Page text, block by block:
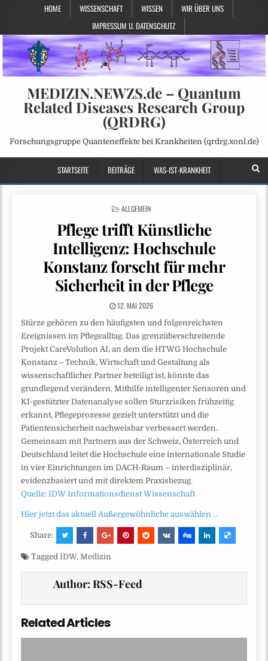
HOME WISSENSCHAFT WISSEN
WIR ÜBER UNS
IMPRESSUM U. DATENSCHUTZ
MEDIZIN.NEWZS.de – Quantum
Related Diseases Research Group
(QRDRG)
Forschungsgruppe Quanteneffekte bei Krankheiten (qrdrg.xonl.de)
STARTSEITE BEITRÄGE WAS-IST-KRANKHEIT
POSTED
ALLGEMEIN
Pflege trifft Künstliche
Intelligenz: Hochschule
Konstanz forscht für mehr
Sicherheit in der Pflege
12. MAI 2026
Stürze gehören zu den häufigsten und folgenreichsten
Ereignissen im Pflegealltag. Das grenzüberschreitende
Projekt CareVolution AI, an dem die HTWG Hochschule
Konstanz ‒ Technik, Wirtschaft und Gestaltung als
wissenschaftlicher Partner beteiligt ist, könnte das
grundlegend verändern. Mithilfe intelligenter Sensoren und
KI-gestützter Datenanalyse sollen Sturzrisiken frühzeitig
erkannt, Pflegeprozesse gezielt unterstützt und die
Patientensicherheit nachweisbar verbessert werden.
Gemeinsam mit Partnern aus der Schweiz, Österreich und
Deutschland leitet die Hochschule eine internationale Studie
in vier Einrichtungen im DACH-Raum – interdisziplinär,
evidenzbasiert und mit direktem Praxisbezug.
Quelle: IDW Informationsdienst Wissenschaft
Hier jetzt das aktuell Außergewöhnliche auswählen …
Share:
TaggedIDW,Medizin
Author:RSS-Feed
Related Articles